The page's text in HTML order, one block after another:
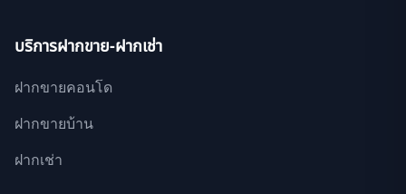
บริการฝากขาย-ฝากเช่า
ฝากขายคอนโด
ฝากขายบ้าน
ฝากเช่า